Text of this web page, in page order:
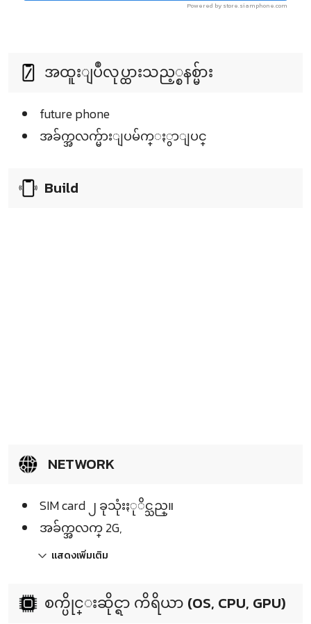
Powered by store.siamphone.com
အထူးျပဳလုပ္ထားသည့္စနစ္မ်ား
future phone
အခ်က္အလက္မ်ားျပမ်က္ႏွာျပင္
Build
NETWORK
SIM card ၂ ခုသုံးႏုိင္သည္။
အခ်က္အလက္ 2G,
แสดงเพิ่มเติม
စက္ပိုင္းဆိုင္ရာ ကိရိယာ (OS, CPU, GPU)